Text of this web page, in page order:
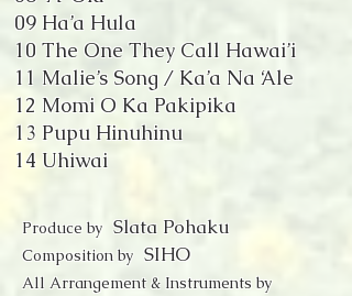
09 Ha’a Hula
10 The One They Call Hawai’i
11 Malie’s Song / Ka’a Na ‘Ale
12 Momi O Ka Pakipika
13 Pupu Hinuhinu
14 Uhiwai
Produce by Slata Pohaku
Composition by SIHO
All Arrangement & Instruments by